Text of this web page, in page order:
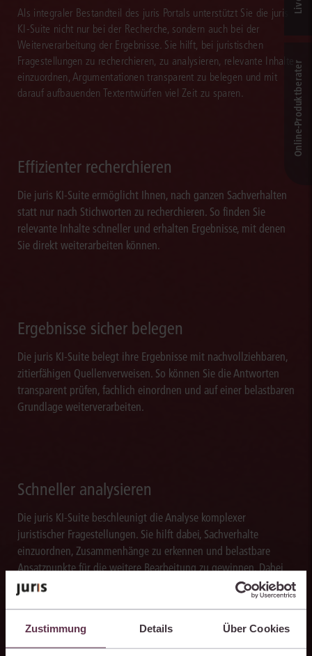
Zustimmung Details Über Cookies
Als integraler Bestandteil des juris Portals unterstützt Sie die juris
KI-Suite nicht nur bei der Recherche, sondern auch bei der
Weiterverarbeitung der Ergebnisse. Sie hilft, bei juristischen
Fragestellungen zu recherchieren, zu analysieren, relevante Inhalte
einzuordnen, Argumentationen transparent zu belegen und mit
darauf aufbauenden Textentwürfen viel Zeit zu sparen.
Effizienter recherchieren
Die juris KI-Suite ermöglicht Ihnen, nach ganzen Sachverhalten
statt nur nach Stichworten zu recherchieren. So finden Sie
relevante Inhalte schneller und erhalten Ergebnisse, mit denen
Sie direkt weiterarbeiten können.
Ergebnisse sicher belegen
Die juris KI-Suite belegt ihre Ergebnisse mit nachvollziehbaren,
zitierfähigen Quellenverweisen. So können Sie die Antworten
transparent prüfen, fachlich einordnen und auf einer belastbaren
Grundlage weiterverarbeiten.
Schneller analysieren
Die juris KI-Suite beschleunigt die Analyse komplexer
juristischer Fragestellungen. Sie hilft dabei, Sachverhalte
einzuordnen, Zusammenhänge zu erkennen und belastbare
Ansatzpunkte für die weitere Bearbeitung zu gewinnen. Dabei
können Sie sich auf die Quellenqualität und die Aktualität des
juris Datenraums verlassen.
Online-Produkt­berater